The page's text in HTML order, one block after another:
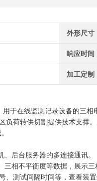
外形尺寸
响应时间
加工定制
于在线监测记录设备的三
荷转供切割提供技术支撑
、后台服务器的多连接通讯。
三相不平衡度等数据 ，展示
、测试间隔时间等，查看装置